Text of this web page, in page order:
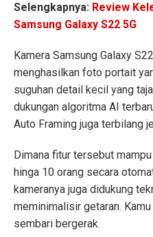
Selengkapnya: Review
Samsung Galaxy S22 5G
Kamera Samsung Galaxy
menghasilkan foto portait
suguhan detail kecil yang
dukungan algoritma AI
Auto Framing juga terbilang
Dimana fitur tersebut
hinga 10 orang secara
kameranya juga didukung
meminimalisir getaran.
sembari bergerak.